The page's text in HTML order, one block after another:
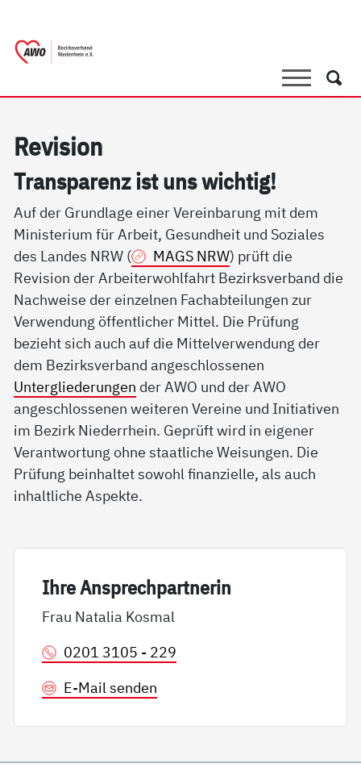
SucheSuche
Re­vi­si­on
Tran­s­pa­renz ist uns wich­tig!
Auf der Grundlage einer Vereinbarung mit dem
Ministerium für Arbeit, Gesundheit und Soziales
des Landes NRW (
MAGS NRW) prüft die
Revision der Arbeiterwohlfahrt Bezirksverband die
Nachweise der einzelnen Fachabteilungen zur
Verwendung öffentlicher Mittel. Die Prüfung
bezieht sich auch auf die Mittelverwendung der
dem Bezirksverband angeschlossenen
Untergliederungen der AWO und der AWO
angeschlossenen weiteren Vereine und Initiativen
im Bezirk Niederrhein. Geprüft wird in eigener
Verantwortung ohne staatliche Weisungen. Die
Prüfung beinhaltet sowohl finanzielle, als auch
inhaltliche Aspekte.
Ih­re An­sp­rech­part­ne­rin
Frau Natalia Kosmal
0201 3105 - 229
E-Mail senden